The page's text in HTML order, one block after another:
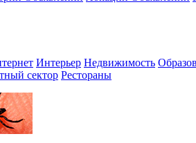
Интерьер Недвижимость
сектор Рестораны